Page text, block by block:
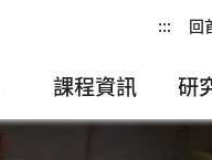
::: 回
課程資訊 研